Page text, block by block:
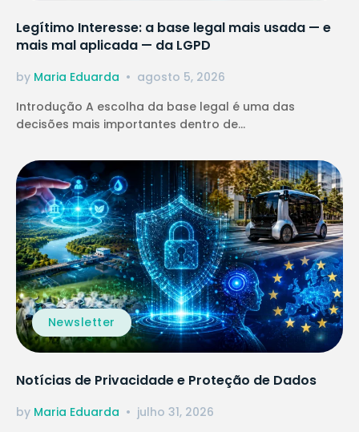
Legítimo Interesse: a base legal mais usada — e
mais mal aplicada — da LGPD
by Maria Eduarda
agosto 5, 2026
Introdução A escolha da base legal é uma das
decisões mais importantes dentro de...
Newsletter
Notícias de Privacidade e Proteção de Dados
by Maria Eduarda
julho 31, 2026